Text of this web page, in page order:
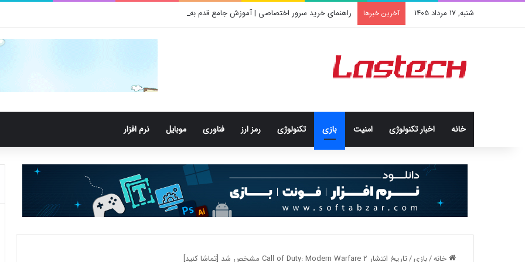
شنبه, 17 مرداد 1405 آخرین خبرها راهنمای خرید سرور اختصاصی | آموزش جامع قدم به قدم
خانه اخبار تکنولوژی امنيت بازی تکنولوژی رمز ارز فناوری موبایل نرم افزار
خانه/بازی/تاریخ انتشار Call of Duty: Modern Warfare 2 مشخص شد [تماشا کنید]